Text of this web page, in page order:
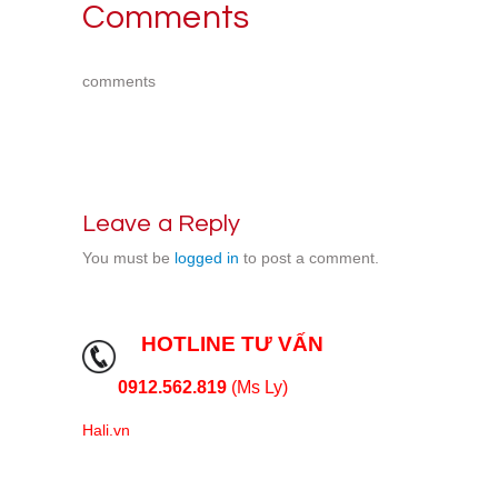
Comments
comments
Leave a Reply
You must be logged in to post a comment.
HOTLINE TƯ VẤN
0912.562.819 (Ms Ly)
Hali.vn